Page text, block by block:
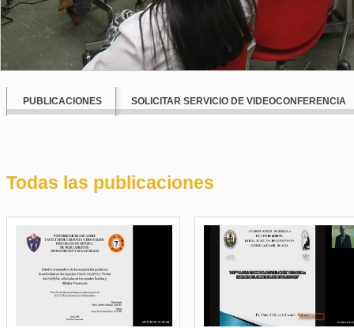
PUBLICACIONES SOLICITAR SERVICIO DE VIDEOCONFERENCIA
Todas las publicaciones